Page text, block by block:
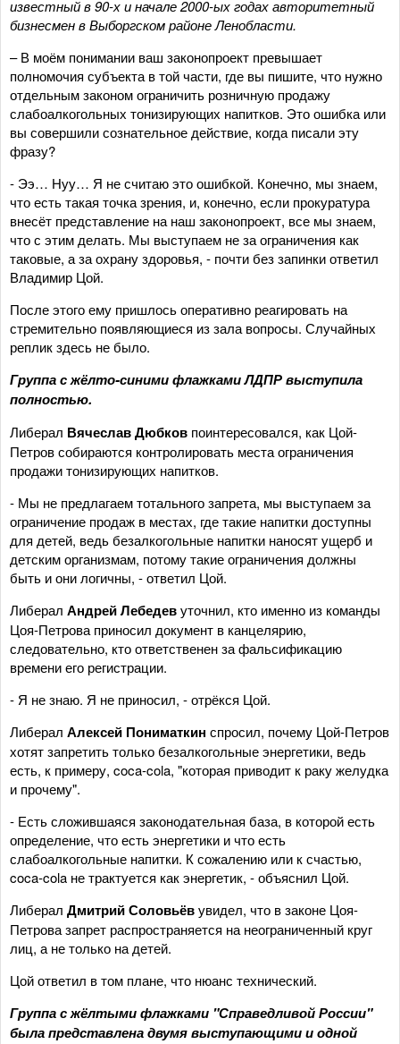
известный в 90-х и начале 2000-ых годах авторитетный
бизнесмен в Выборгском районе Ленобласти.
– В моём понимании ваш законопроект превышает
полномочия субъекта в той части, где вы пишите, что нужно
отдельным законом ограничить розничную продажу
слабоалкогольных тонизирующих напитков. Это ошибка или
вы совершили сознательное действие, когда писали эту
фразу?
- Ээ… Нуу… Я не считаю это ошибкой. Конечно, мы знаем,
что есть такая точка зрения, и, конечно, если прокуратура
внесёт представление на наш законопроект, все мы знаем,
что с этим делать. Мы выступаем не за ограничения как
таковые, а за охрану здоровья, - почти без запинки ответил
Владимир Цой.
После этого ему пришлось оперативно реагировать на
стремительно появляющиеся из зала вопросы. Случайных
реплик здесь не было.
Группа с жёлто-синими флажками ЛДПР выступила
полностью.
Либерал Вячеслав Дюбков поинтересовался, как Цой-
Петров собираются контролировать места ограничения
продажи тонизирующих напитков.
- Мы не предлагаем тотального запрета, мы выступаем за
ограничение продаж в местах, где такие напитки доступны
для детей, ведь безалкогольные напитки наносят ущерб и
детским организмам, потому такие ограничения должны
быть и они логичны, - ответил Цой.
Либерал Андрей Лебедевуточнил, кто именно из команды
Цоя-Петрова приносил документ в канцелярию,
следовательно, кто ответственен за фальсификацию
времени его регистрации.
- Я не знаю. Я не приносил, - отрёкся Цой.
Либерал Алексей Пониматкин спросил, почему Цой-Петров
хотят запретить только безалкогольные энергетики, ведь
есть, к примеру, coca-cola, "которая приводит к раку желудка
и прочему".
- Есть сложившаяся законодательная база, в которой есть
определение, что есть энергетики и что есть
слабоалкогольные напитки. К сожалению или к счастью,
coca-cola не трактуется как энергетик, - объяснил Цой.
Либерал Дмитрий Соловьёвувидел, что в законе Цоя-
Петрова запрет распространяется на неограниченный круг
лиц, а не только на детей.
Цой ответил в том плане, что нюанс технический.
Группа с жёлтыми флажками "Справедливой России"
была представлена двумя выступающими и одной